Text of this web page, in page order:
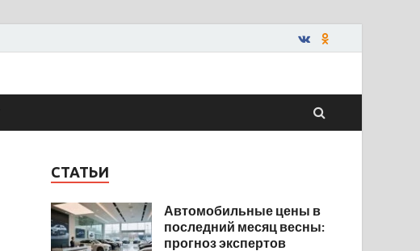
СТАТЬИ
Автомобильные цены в
последний месяц весны:
прогноз экспертов